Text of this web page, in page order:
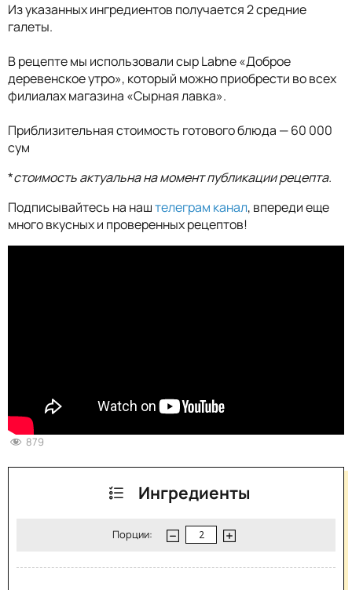
Из указанных ингредиентов получается 2 средние
галеты.
В рецепте мы использовали сыр Labne «Доброе
деревенское утро», который можно приобрести во всех
филиалах магазина «Сырная лавка».
Приблизительная стоимость готового блюда — 60 000
сум
*стоимость актуальна на момент публикации рецепта.
Подписывайтесь на наштелеграм канал, впереди еще
много вкусных и проверенных рецептов!
879
Ингредиенты
Порции: